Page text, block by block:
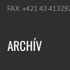
FAX: +421 43
ARCHÍV